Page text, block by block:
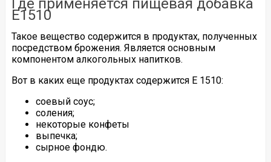
Где применяется пищевая добавка
Е1510
Такое вещество содержится в продуктах, полученных
посредством брожения. Является основным
компонентом алкогольных напитков.
Вот в каких еще продуктах содержится Е 1510:
соевый соус;
соления;
некоторые конфеты
выпечка;
сырное фондю.